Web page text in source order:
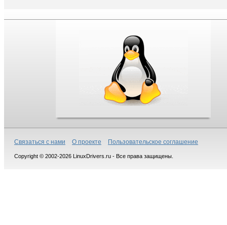
Связаться с нами О проекте Пользовательское соглашение
Copyright © 2002-2026 LinuxDrivers.ru - Все права защищены.